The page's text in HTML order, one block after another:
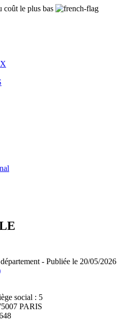
coût le plus bas
- Publiée le 20/05/2026
social : 5
PARIS